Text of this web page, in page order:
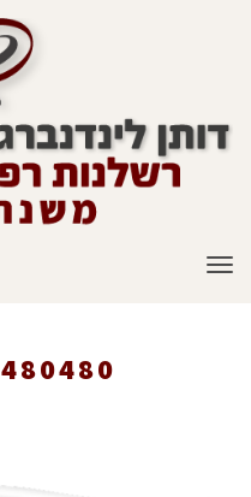
תפריט
480480 טיוטא (1)